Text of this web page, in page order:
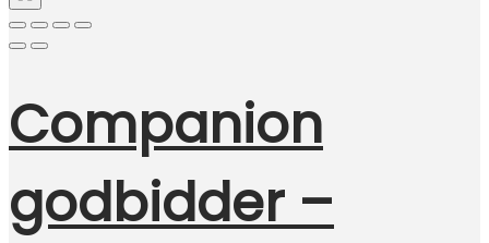
Companion
godbidder –